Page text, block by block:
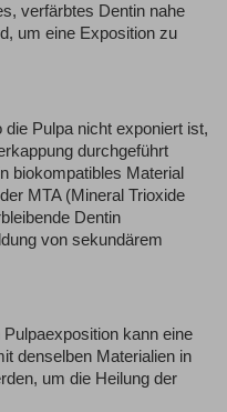
verfärbtes Dentin nahe
um eine Exposition zu
die Pulpa nicht exponiert ist,
durchgeführt
biokompatibles Material
MTA (Mineral Trioxide
Dentin
von sekundärem
kann eine
denselben Materialien in
um die Heilung der